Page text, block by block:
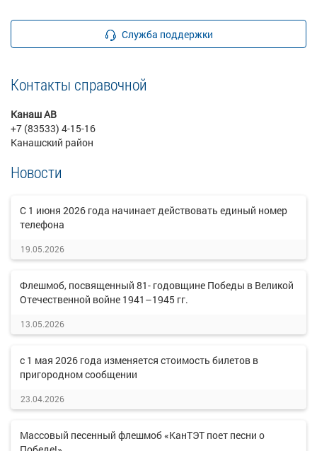
Служба поддержки
Контакты справочной
Канаш АВ
+7 (83533) 4-15-16
Канашский район
Новости
C 1 июня 2026 года начинает действовать единый номер
телефона
19.05.2026
Флешмоб, посвященный 81- годовщине Победы в Великой
Отечественной войне 1941–1945 гг.
13.05.2026
с 1 мая 2026 года изменяется стоимость билетов в
пригородном сообщении
23.04.2026
Массовый песенный флешмоб «КанТЭТ поет песни о